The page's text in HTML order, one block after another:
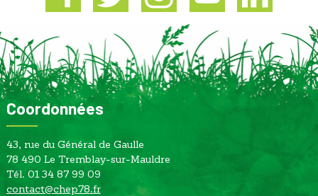
Coordonnées
43, rue du Général de Gaulle
78 490 Le Tremblay-sur-Mauldre
Tél. 01 34 87 99 09
contact@chep78.fr